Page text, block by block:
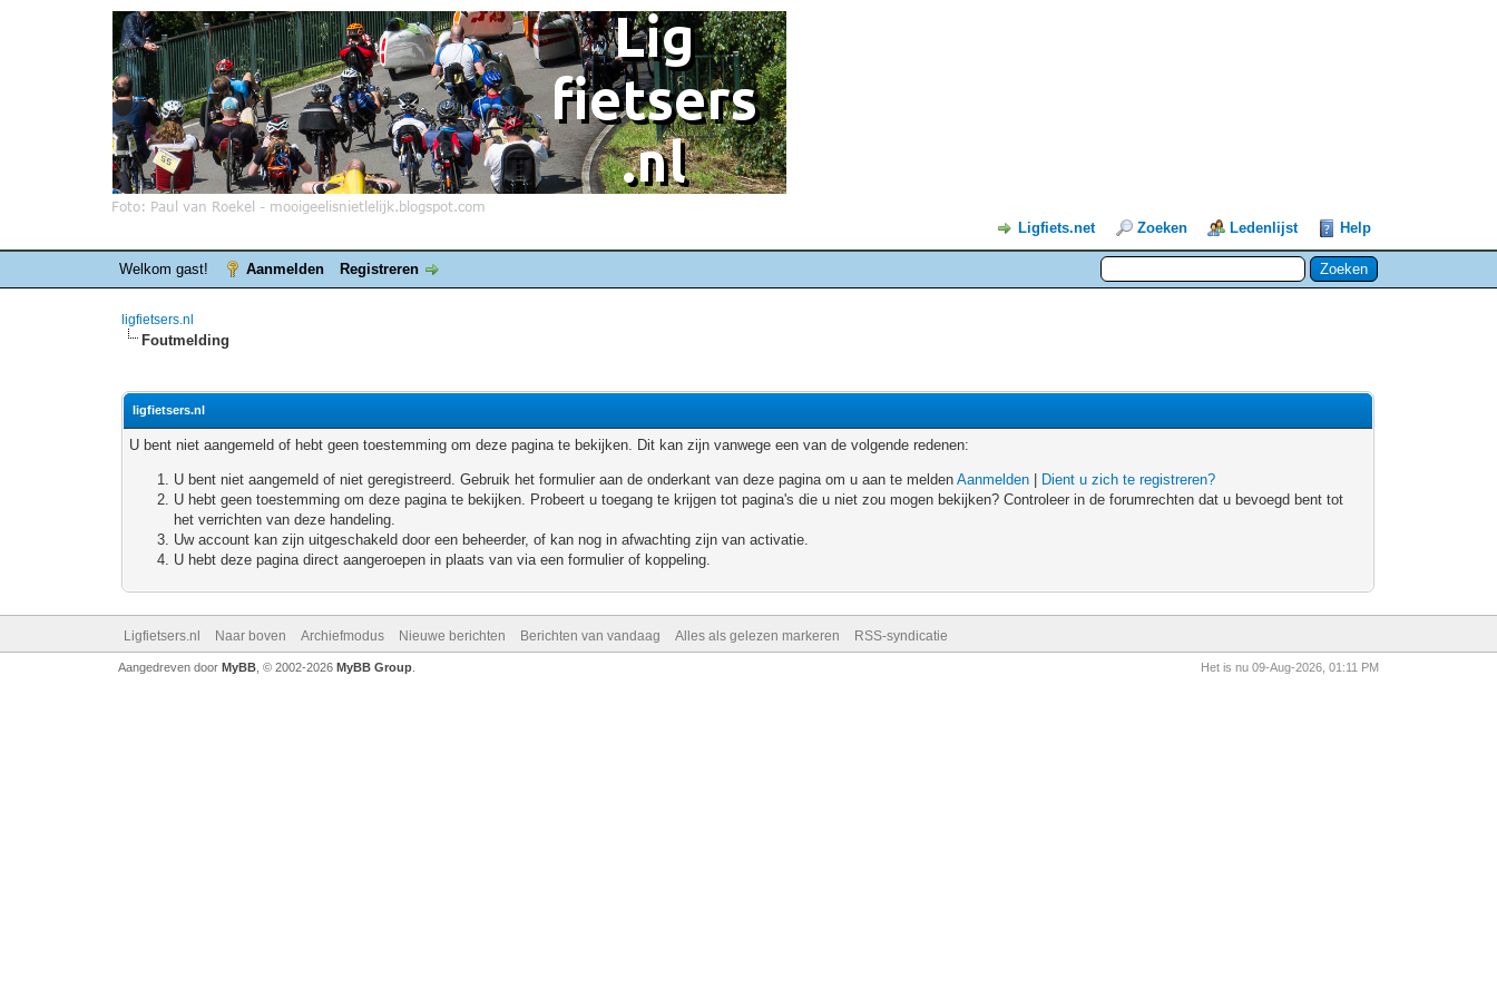
Ligfiets.net Zoeken Ledenlijst Help
Welkom gast! Aanmelden Registreren
ligfietsers.nl
Foutmelding
ligfietsers.nl
U bent niet aangemeld of hebt geen toestemming om deze pagina te bekijken. Dit kan zijn vanwege een van de volgende redenen:
U bent niet aangemeld of niet geregistreerd. Gebruik het formulier aan de onderkant van deze pagina om u aan te meldenAanmelden
Dient u zich te registreren?
U hebt geen toestemming om deze pagina te bekijken. Probeert u toegang te krijgen tot pagina's die u niet zou mogen bekijken? Controleer in de forumrechten dat u bevoegd bent tot
het verrichten van deze handeling.
Uw account kan zijn uitgeschakeld door een beheerder, of kan nog in afwachting zijn van activatie.
U hebt deze pagina direct aangeroepen in plaats van via een formulier of koppeling.
Ligfietsers.nl Naar boven Archiefmodus Nieuwe berichten Berichten van vandaag Alles als gelezen markeren RSS-syndicatie
Het is nu 09-Aug-2026, 01:11 PM
Aangedreven door MyBB, © 2002-2026 MyBB Group.